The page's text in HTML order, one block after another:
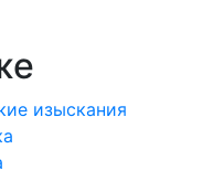
изыскания